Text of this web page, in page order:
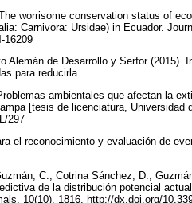
worrisome conservation status of
Carnivora: Ursidae) in Ecuador.
16209
Alemán de Desarrollo y Serfor (2015).
para reducirla.
ambientales que afectan la
[tesis de licenciatura, Universidad
297
el reconocimiento y evaluación de
C., Cotrina Sánchez, D.,
de la distribución potencial
10(10), 1816. http://dx.doi.org/